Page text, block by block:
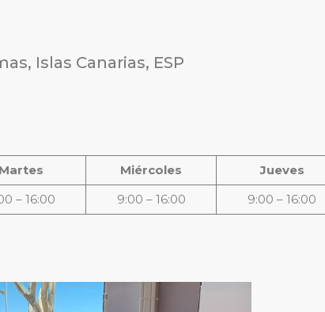
Islas Canarias, ESP
Martes Miércoles Jueves
– 16:00 9:00 – 16:00 9:00 – 16:00